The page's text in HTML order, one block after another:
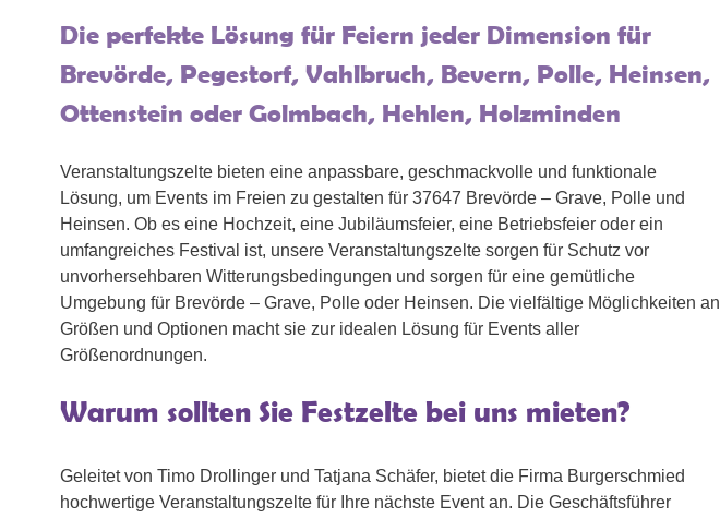
Die perfekte Lösung für Feiern jeder Dimension für
Brevörde, Pegestorf, Vahlbruch, Bevern, Polle, Heinsen,
Ottenstein oder Golmbach, Hehlen, Holzminden
Veranstaltungszelte bieten eine anpassbare, geschmackvolle und funktionale
Lösung, um Events im Freien zu gestalten für 37647 Brevörde – Grave, Polle und
Heinsen. Ob es eine Hochzeit, eine Jubiläumsfeier, eine Betriebsfeier oder ein
umfangreiches Festival ist, unsere Veranstaltungszelte sorgen für Schutz vor
unvorhersehbaren Witterungsbedingungen und sorgen für eine gemütliche
Umgebung für Brevörde – Grave, Polle oder Heinsen. Die vielfältige Möglichkeiten an
Größen und Optionen macht sie zur idealen Lösung für Events aller
Größenordnungen.
Warum sollten Sie Festzelte bei uns mieten?
Geleitet von Timo Drollinger und Tatjana Schäfer, bietet die Firma Burgerschmied
hochwertige Veranstaltungszelte für Ihre nächste Event an. Die Geschäftsführer